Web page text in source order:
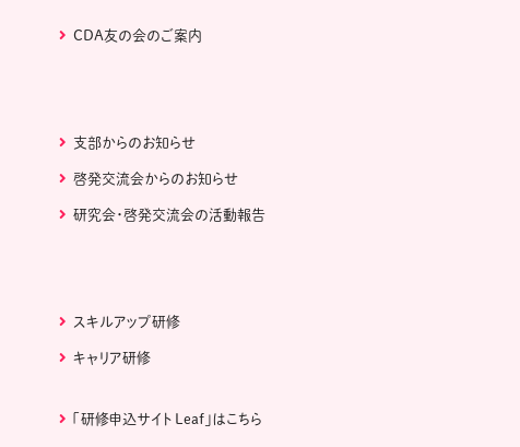
CDA友の会のご案内
支部からのお知らせ
啓発交流会からのお知らせ
研究会・啓発交流会の活動報告
スキルアップ研修
キャリア研修
「研修申込サイト Leaf」はこちら